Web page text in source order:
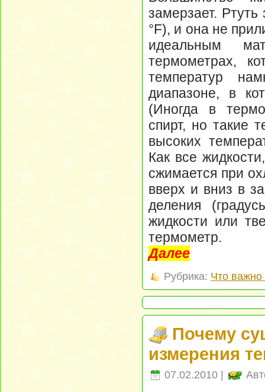
замерзает.
°F), и она не
идеальным
термометрах,
температур
диапазоне, в
(Иногда в
спирт, но такие
высоких
Как все
сжимается при
вверх и вниз в
деления
жидкости или
термометр.
Далее
Рубрика: Что важно
Почему
измерения
07.02.2010 |